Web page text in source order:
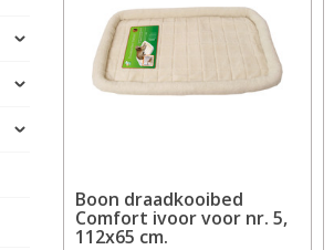
Boon draadkooibed
Comfort ivoor voor nr. 5,
112x65 cm.